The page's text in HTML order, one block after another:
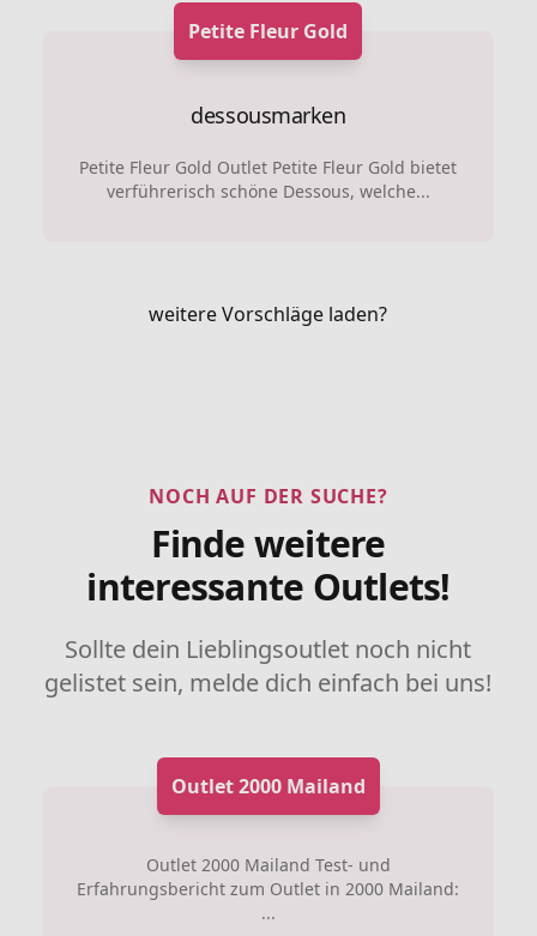
Petite Fleur Gold
dessousmarken
Petite Fleur Gold Outlet Petite Fleur Gold bietet
verführerisch schöne Dessous, welche...
weitere Vorschläge laden?
NOCH AUF DER SUCHE?
Finde weitere
interessante Outlets!
Sollte dein Lieblingsoutlet noch nicht
gelistet sein, melde dich einfach bei uns!
Outlet 2000 Mailand
Outlet 2000 Mailand Test- und
Erfahrungsbericht zum Outlet in 2000 Mailand:
...